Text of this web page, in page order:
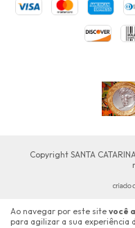
Ao navegar por este site você
para agilizar a sua experiência
Copyright SANTA